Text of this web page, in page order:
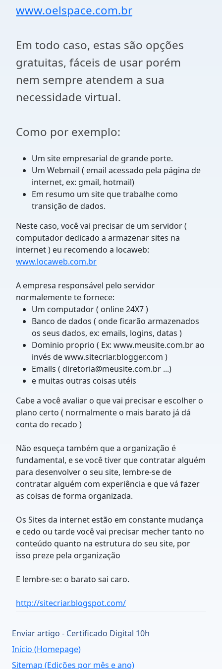
www.oelspace.com.br
Em todo caso, estas são opções
gratuitas, fáceis de usar porém
nem sempre atendem a sua
necessidade virtual.
Como por exemplo:
Um site empresarial de grande porte.
Um Webmail ( email acessado pela página de
internet, ex: gmail, hotmail)
Em resumo um site que trabalhe como
transição de dados.
Neste caso, você vai precisar de um servidor (
computador dedicado a armazenar sites na
internet ) eu recomendo a locaweb:
www.locaweb.com.br
A empresa responsável pelo servidor
normalemente te fornece:
Um computador ( online 24X7 )
Banco de dados ( onde ficarão armazenados
os seus dados, ex: emails, logins, datas )
Dominio proprio ( Ex: www.meusite.com.br ao
invés de www.sitecriar.blogger.com )
Emails ( diretoria@meusite.com.br ...)
e muitas outras coisas utéis
Cabe a você avaliar o que vai precisar e escolher o
plano certo ( normalmente o mais barato já dá
conta do recado )
Não esqueça também que a organização é
fundamental, e se você tiver que contratar alguém
para desenvolver o seu site, lembre-se de
contratar alguém com experiência e que vá fazer
as coisas de forma organizada.
Os Sites da internet estão em constante mudança
e cedo ou tarde você vai precisar mecher tanto no
conteúdo quanto na estrutura do seu site, por
isso preze pela organização
E lembre-se: o barato sai caro.
http://sitecriar.blogspot.com/
Enviar artigo - Certificado Digital 10h
Início (Homepage)
Sitemap (Edições por mês e ano)